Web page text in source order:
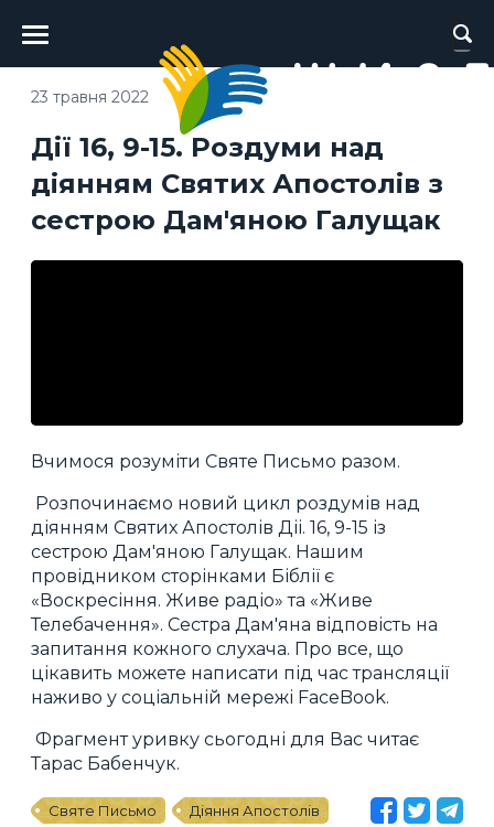
Головне
меню
Дії 16, 9-15. Роздуми над
діянням Святих Апостолів з
сестрою Дам'яною Галущак
23 травня 2022
Вчимося розуміти Святе Письмо разом.
Розпочинаємо новий цикл роздумів над
діянням Святих Апостолів Діі. 16, 9-15 із
сестрою Дам'яною Галущак. Нашим
провідником сторінками Біблії є
«Воскресіння. Живе радіо» та «Живе
Телебачення». Сестра Дам'яна відповість на
запитання кожного слухача. Про все, що
цікавить можете написати під час трансляції
наживо у соціальній мережі FaceBook.
Фрагмент уривку сьогодні для Вас читає
Тарас Бабенчук.
Святе Письмо
Діяння Апостолів